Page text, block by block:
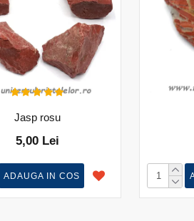
Jasp rosu
5,00 Lei
ADAUGA IN COS